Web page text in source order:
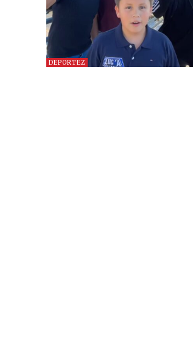
DEPORTEZ